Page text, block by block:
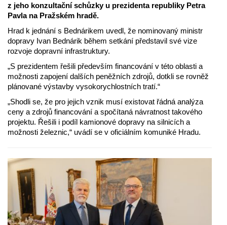
z jeho konzultační schůzky u prezidenta republiky Petra
Pavla na Pražském hradě.
Hrad k jednání s Bednárikem uvedl, že nominovaný ministr
dopravy Ivan Bednárik během setkání představil své vize
rozvoje dopravní infrastruktury.
„S prezidentem řešili především financování v této oblasti a
možnosti zapojení dalších peněžních zdrojů, dotkli se rovněž
plánované výstavby vysokorychlostních tratí.“
„Shodli se, že pro jejich vznik musí existovat řádná analýza
ceny a zdrojů financování a spočítaná návratnost takového
projektu. Řešili i podíl kamionové dopravy na silnicích a
možnosti železnic,“ uvádí se v oficiálním komuniké Hradu.